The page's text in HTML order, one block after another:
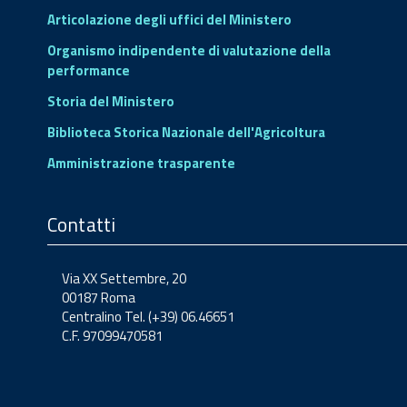
Articolazione degli uffici del Ministero
Organismo indipendente di valutazione della
performance
Storia del Ministero
Biblioteca Storica Nazionale dell'Agricoltura
Amministrazione trasparente
Contatti
Via XX Settembre, 20
00187 Roma
Centralino Tel. (+39) 06.46651
C.F. 97099470581